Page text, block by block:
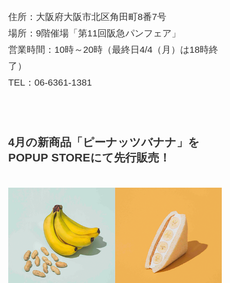
住所：大阪府大阪市北区角田町8番7号
場所：9階催場「第11回阪急パンフェア」
営業時間：10時～20時（最終日4/4（月）は18時終
了）
TEL：06-6361-1381
4月の新商品「ピーナッツバナナ」を
POPUP STOREにて先行販売！